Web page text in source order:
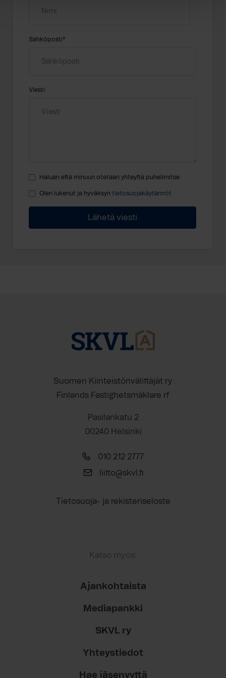
Sähköposti*
Viesti
Haluan että minuun otetaan yhteyttä puhelimitse
Olen lukenut ja hyväksyn tietosuojakäytännöt
Suomen Kiinteistönvälittäjät ry
Finlands Fastighetsmäklare rf
Pasilankatu 2
00240 Helsinki
010 212 2777
liitto@skvl.fi
Tietosuoja- ja rekisteriseloste
Katso myös:
Ajankohtaista
Mediapankki
SKVL ry
Yhteystiedot
Hae jäsenyyttä